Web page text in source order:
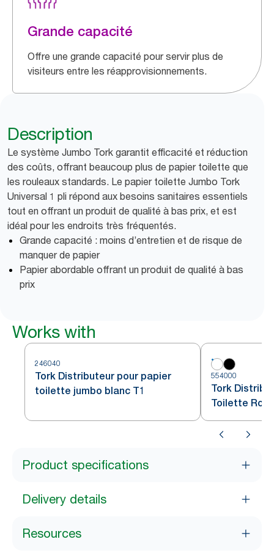
Grande capacité
Offre une grande capacité pour servir plus de
visiteurs entre les réapprovisionnements.
Description
Le système Jumbo Tork garantit efficacité et réduction
des coûts, offrant beaucoup plus de papier toilette que
les rouleaux standards. Le papier toilette Jumbo Tork
Universal 1 pli répond aux besoins sanitaires essentiels
tout en offrant un produit de qualité à bas prix, et est
idéal pour les endroits très fréquentés.
Grande capacité : moins d’entretien et de risque de
manquer de papier
Papier abordable offrant un produit de qualité à bas
prix
Works with
246040
Tork Distributeur pour papier
toilette jumbo blanc T1
554000
Tork
Toilette
Product specifications
Delivery details
Resources